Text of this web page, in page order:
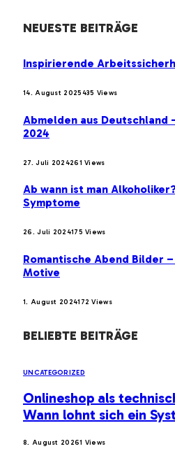
NEUESTE BEITRÄGE
Inspirierende
14. August 2025435 Views
Abmelden aus Deutschland
2024
27. Juli 2024261Views
Ab wann ist man
Symptome
26. Juli 2024175Views
Romantische Abend Bilder
Motive
1. August 2024172Views
BELIEBTE BEITRÄGE
UNCATEGORIZED
Onlineshop als
Wann lohnt sich ein
8. August 20261 Views